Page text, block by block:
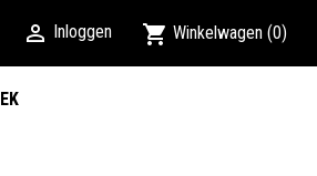
 Inloggen shopping_cart Winkelwagen (0)